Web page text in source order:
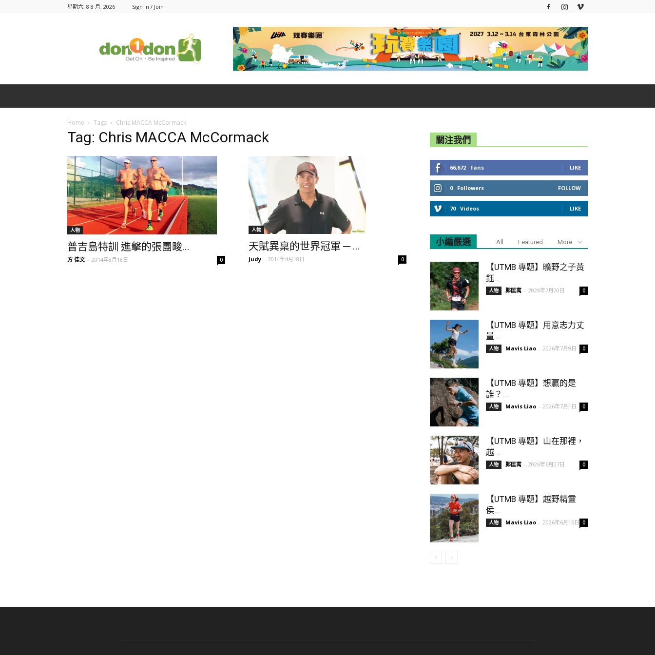
星期六, 8 8 月, 2026 Sign in / Join
Home Tags Chris MACCA McCormack
Tag: Chris MACCA McCormack
人物
普吉島特訓 進擊的張團畯...
方 佳文 - 2014年8月18日 0
人物
天賦異稟的世界冠軍 ─ ...
Judy - 2014年4月18日 0
關注我們
66,672 Fans LIKE
0 Followers FOLLOW
70 Videos LIKE
小編嚴選 All Featured More
【UTMB 專題】曠野之子黃
鈺...
人物 鄭匡寓 - 2026年7月20日 0
【UTMB 專題】用意志力丈
量...
人物 Mavis Liao - 2026年7月9日 0
【UTMB 專題】想贏的是
誰？...
人物 Mavis Liao - 2026年7月1日 0
【UTMB 專題】山在那裡，
越...
人物 鄭匡寓 - 2026年6月27日 0
【UTMB 專題】越野精靈
侯...
人物 Mavis Liao - 2026年6月16日 0